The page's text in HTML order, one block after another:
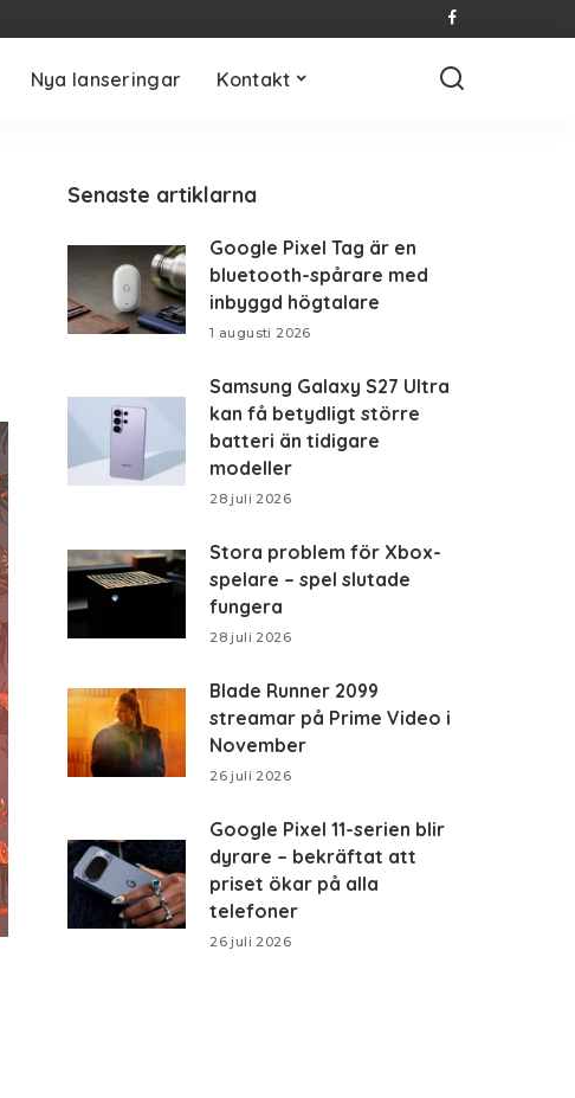
Nya lanseringar Kontakt
Senaste artiklarna
Google Pixel Tag är en
bluetooth-spårare med
inbyggd högtalare
1 augusti 2026
Samsung Galaxy S27 Ultra
kan få betydligt större
batteri än tidigare
modeller
28 juli 2026
Stora problem för Xbox-
spelare – spel slutade
fungera
28 juli 2026
Blade Runner 2099
streamar på Prime Video i
November
26 juli 2026
Google Pixel 11-serien blir
dyrare – bekräftat att
priset ökar på alla
telefoner
26 juli 2026